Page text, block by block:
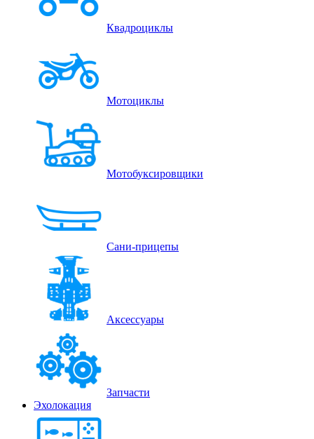
Квадроциклы
Мотоциклы
Мотобуксировщики
Сани-прицепы
Аксессуары
Запчасти
Эхолокация